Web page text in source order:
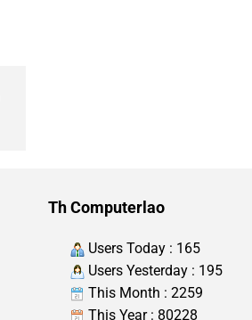
Th Computerlao
Users Today : 165
Users Yesterday : 195
This Month : 2259
This Year : 80228